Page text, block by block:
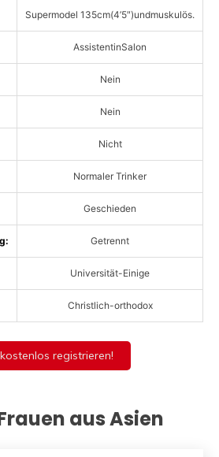
Supermodel 135cm(4’5″)undmuskulös.
AssistentinSalon
Nein
Nein
Nicht
Normaler Trinker
Geschieden
Getrennt
Universität-Einige
Christlich-orthodox
registrieren!
aus Asien